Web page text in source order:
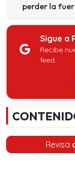
perder la
Sigue a
Recibe
feed.
Revisa